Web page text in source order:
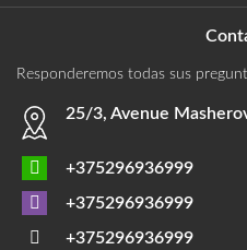
Responderemos todas sus
25/3, Avenue
+375296936999
+375296936999
+375296936999